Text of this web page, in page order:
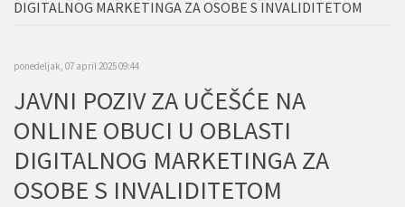
DIGITALNOG MARKETINGA ZA OSOBE S INVALIDITETOM
ponedeljak, 07 april 2025 09:44
JAVNI POZIV ZA UČEŠĆE NA
ONLINE OBUCI U OBLASTI
DIGITALNOG MARKETINGA ZA
OSOBE S INVALIDITETOM